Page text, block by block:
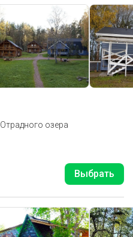
Отрадного озера
Выбрать